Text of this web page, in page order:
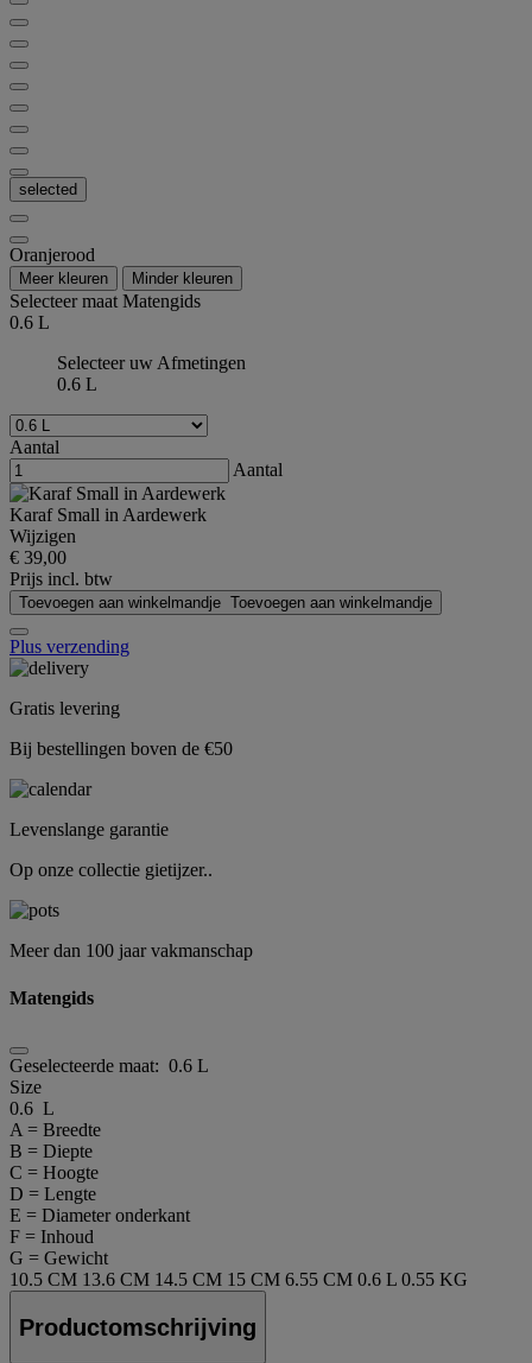
selected
Oranjerood
Meer kleuren Minder kleuren
Selecteer maatMatengids
0.6 L
Selecteer uw Afmetingen
0.6 L
Aantal
Aantal
Karaf Small in Aardewerk
Wijzigen
€ 39,00
Prijs incl. btw
Toevoegen aan winkelmandje Toevoegen aan winkelmandje
Plus verzending
Gratis levering
Bij bestellingen boven de €50
Levenslange garantie
Op onze collectie gietijzer..
Meer dan 100 jaar vakmanschap
Matengids
Geselecteerde maat: 0.6 L
Size
0.6 L
A = Breedte
B = Diepte
C = Hoogte
D = Lengte
E = Diameter onderkant
F = Inhoud
G = Gewicht
10.5 CM 13.6 CM 14.5 CM 15 CM 6.55 CM 0.6 L 0.55 KG
Productomschrijving